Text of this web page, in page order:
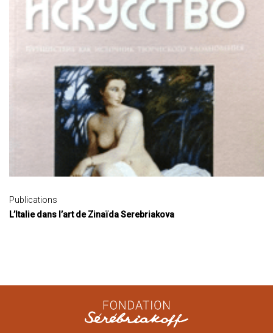
Publications
L’Italie dans l’art de Zinaïda Serebriakova